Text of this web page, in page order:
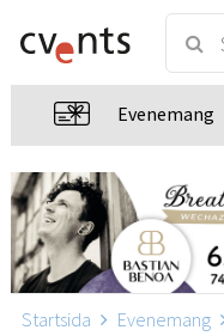
Evenemang
Startsida Evenemang